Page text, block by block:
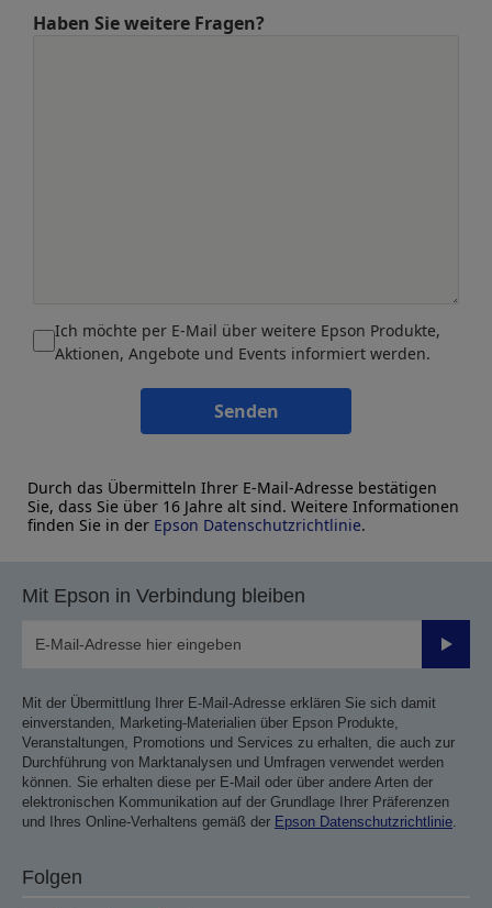
Haben Sie weitere Fragen?
Ich möchte per E-Mail über weitere Epson Produkte,
Aktionen, Angebote und Events informiert werden.
Senden
Durch das Übermitteln Ihrer E-Mail-Adresse bestätigen
Sie, dass Sie über 16 Jahre alt sind. Weitere Informationen
finden Sie in der Epson Datenschutzrichtlinie.
Mit Epson in Verbindung bleiben
Mit der Übermittlung Ihrer E-Mail-Adresse erklären Sie sich damit
einverstanden, Marketing-Materialien über Epson Produkte,
Veranstaltungen, Promotions und Services zu erhalten, die auch zur
Durchführung von Marktanalysen und Umfragen verwendet werden
können. Sie erhalten diese per E-Mail oder über andere Arten der
elektronischen Kommunikation auf der Grundlage Ihrer Präferenzen
und Ihres Online-Verhaltens gemäß der Epson Datenschutzrichtlinie.
Folgen